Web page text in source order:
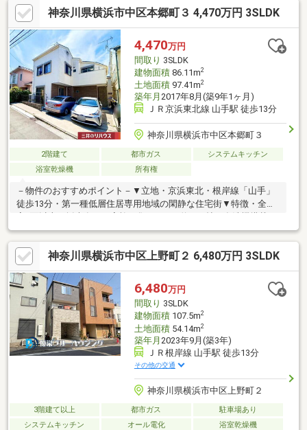
神奈川県横浜市中区本郷町３ 4,470万円 3SLDK
4,470万円
間取り 3SLDK
建物面積86.11m2
土地面積97.41m2
築年月 2017年8月(築9年1ヶ月)
ＪＲ京浜東北線 山手駅 徒歩13分
神奈川県横浜市中区本郷町３
2階建て 都市ガス
システムキッチン
浴室乾燥機
所有権
－物件のおすすめポイント－▼立地・京浜東北・根岸線「山手」
徒歩13分・第一種低層住居専用地域の閑静な住宅街▼特徴・全居
対面式キッチン・納戸約5.0帖は窓と収納有・南東向きバルコニー
有・洋室約6.1帖はロフト付・駐車場2台分有(車種による)▼設備・
浴室乾燥機・TVモニタ付インターホン▼周辺環境・横浜市立大島
小学校 徒歩7分(約530m)・ガス山公園 徒歩5分(約390m)■ ご希望
の住まい探しをお手伝いします ━━━━━・・・物件の詳細・ご
相談はお気軽にお問い合わせください。
神奈川県横浜市中区上野町２ 6,480万円 3SLDK
6,480万円
間取り 3SLDK
建物面積107.5m2
土地面積54.14m2
築年月 2023年9月(築3年)
ＪＲ根岸線 山手駅 徒歩13分
その他の交通
神奈川県横浜市中区上野町２
3階建て以上 都市ガス
駐車場あり
システムキッチン
オール電化 浴室乾燥機